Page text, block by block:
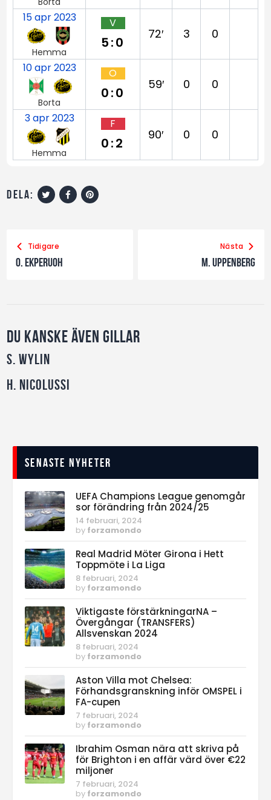
15 apr 2023
Hemma
V
5:0
72′ 3 0
10 apr 2023
Borta
O
0:0
59′ 0 0
3 apr 2023
Hemma
F
0:2
90′ 0 0
dela:
Tidigare
O. Ekperuoh
Nästa
M. Uppenberg
Du kanske även gillar
S. Wylin
H. Nicolussi
Senaste nyheter
UEFA Champions League genomgår
sor förändring från 2024/25
14 februari, 2024
by forzamondo
Real Madrid Möter Girona i Hett
Toppmöte i La Liga
8 februari, 2024
by forzamondo
Viktigaste förstärkningarNA –
Övergångar (TRANSFERS)
Allsvenskan 2024
8 februari, 2024
by forzamondo
Aston Villa mot Chelsea:
Förhandsgranskning inför OMSPEL i
FA-cupen
7 februari, 2024
by forzamondo
Ibrahim Osman nära att skriva på
för Brighton i en affär värd över €22
miljoner
7 februari, 2024
by forzamondo